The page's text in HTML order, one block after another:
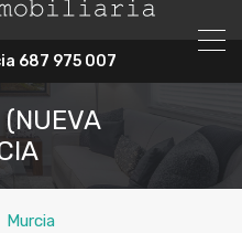
687 975 007
(NUEVA
Murcia